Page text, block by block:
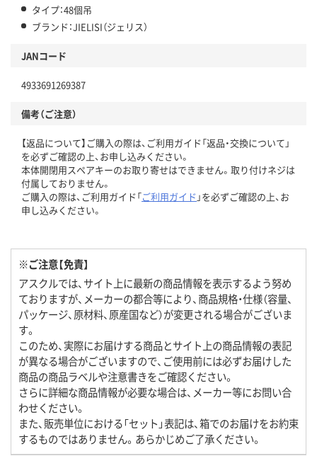
タイプ：48個吊
ブランド：JIELISI（ジェリス）
JANコード
4933691269387
備考（ご注意）
【返品について】ご購入の際は、ご利用ガイド「返品・交換について」
を必ずご確認の上、お申し込みください。
本体開閉用スペアキーのお取り寄せはできません。取り付けネジは
付属しておりません。
ご購入の際は、ご利用ガイド「ご利用ガイド 」を必ずご確認の上、お
申し込みください。
※ご注意【免責】
アスクルでは、サイト上に最新の商品情報を表示するよう努め
ておりますが、メーカーの都合等により、商品規格・仕様（容量、
パッケージ、原材料、原産国など）が変更される場合がございま
す。
このため、実際にお届けする商品とサイト上の商品情報の表記
が異なる場合がございますので、ご使用前には必ずお届けした
商品の商品ラベルや注意書きをご確認ください。
さらに詳細な商品情報が必要な場合は、メーカー等にお問い合
わせください。
また、販売単位における「セット」表記は、箱でのお届けをお約束
するものではありません。あらかじめご了承ください。